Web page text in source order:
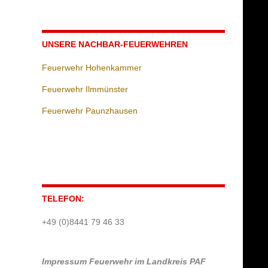
UNSERE NACHBAR-FEUERWEHREN
Feuerwehr Hohenkammer
Feuerwehr Ilmmünster
Feuerwehr Paunzhausen
TELEFON:
+49 (0)8441 79 46 33
Impressum Feuerwehr im Landkreis PAF